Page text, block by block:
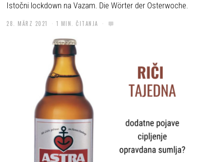
Istočni lockdown na Vazam. Die Wörter der Osterwoche.
28. MÄRZ 2021 1 MIN. ČITANJA